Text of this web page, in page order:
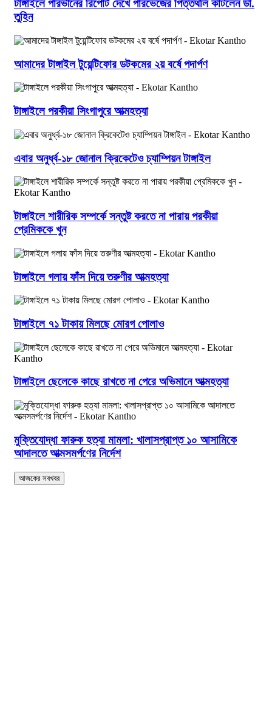
টাঙ্গাইলে পারভীনের রিপোর্ট দেখে পারভেজের পিত্তথলি কাটলেন ডা.
তুহিন
আমাদের টাঙ্গাইল টুয়েন্টিফোর ডটকমের ২য় বর্ষে পদার্পণ
টাঙ্গাইলে পরকীয়া সিংগাপুরে আত্মহত্যা
এবার অনুর্ধ্ব-১৮ জোনাল ক্রিকেটেও চ্যাম্পিয়ন টাঙ্গাইল
টাঙ্গাইলে শারীরিক সম্পর্কে সন্তুষ্ট করতে না পারায় পরকীয়া
প্রেমিককে খুন
টাঙ্গাইলে গলায় ফাঁস দিয়ে তরুণীর আত্মহত্যা
টাঙ্গাইলে ৭১ টাকায় মিলছে মোরগ পোলাও
টাঙ্গাইলে ছেলেকে কাছে রাখতে না পেরে অভিমানে আত্মহত্যা
মুক্তিযোদ্ধা ফারুক হত্যা মামলা: খালাসপ্রাপ্ত ১০ আসামিকে
আদালতে আত্মসমর্পণের নির্দেশ